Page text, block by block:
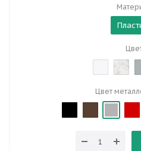
Цвет